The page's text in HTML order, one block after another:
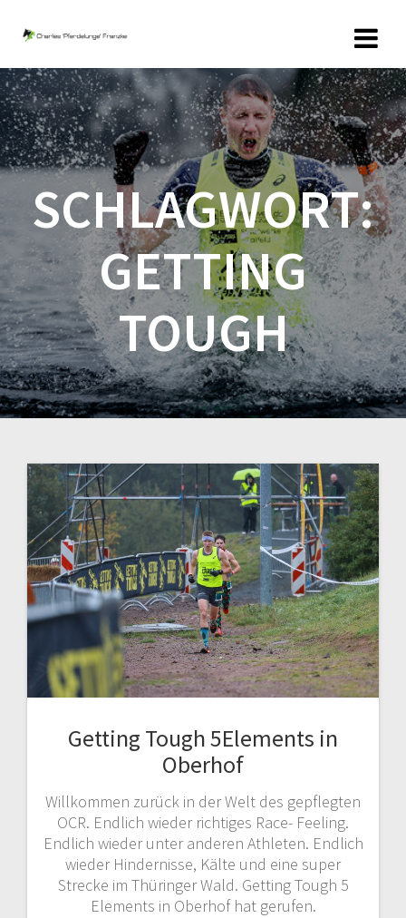
SCHLAGWORT:
GETTING
TOUGH
Getting Tough 5Elements in
Oberhof
Willkommen zurück in der Welt des gepflegten
OCR. Endlich wieder richtiges Race- Feeling.
Endlich wieder unter anderen Athleten. Endlich
wieder Hindernisse, Kälte und eine super
Strecke im Thüringer Wald. Getting Tough 5
Elements in Oberhof hat gerufen.